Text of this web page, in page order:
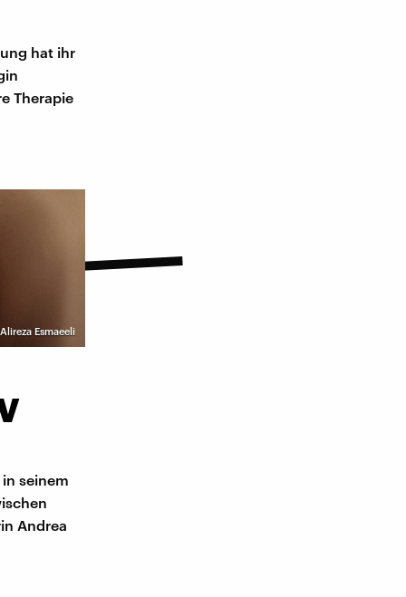
hat ihr
Therapie
Esmaeeli
seinem
Andrea